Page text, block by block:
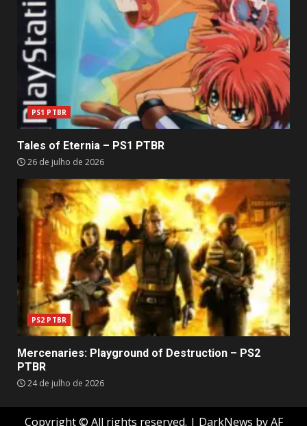
PS1 PTBR
Tales of Eternia – PS1 PTBR
26 de julho de 2026
PS2 PTBR
Mercenaries: Playground of Destruction – PS2
PTBR
24 de julho de 2026
Copyright © All rights reserved. | DarkNews by AF